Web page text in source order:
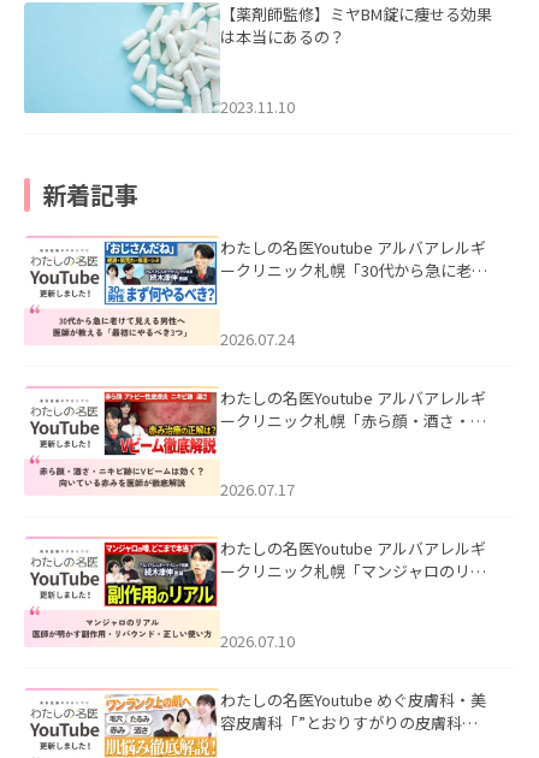
【薬剤師監修】ミヤBM錠に痩せる効果
は本当にあるの？
2023.11.10
新着記事
わたしの名医Youtube アルバアレルギ
ークリニック札幌「30代から急に老け
た。
2026.07.24
わたしの名医Youtube アルバアレルギ
ークリニック札幌「赤ら顔・酒さ・ニ
した。
2026.07.17
わたしの名医Youtube アルバアレルギ
ークリニック札幌「マンジャロのリア
た。
2026.07.10
わたしの名医Youtube めぐ皮膚科・美
容皮膚科「”とおりすがりの皮膚科